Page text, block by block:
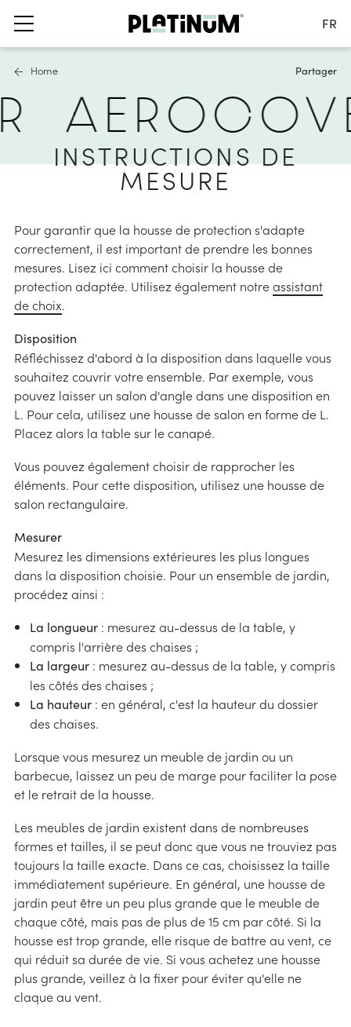
FR
English
Français
Deutsch
Belgique
Changer de pays
couleurs & protection UV
et entretien
à choisir
de montage
à l’eau et au vent
d’ombre
pour mobilier de
de mesure
de choix
Home Partager
INSTRUCTIONS DE
MESURE
Pour garantir que la housse de protection s'adapte
correctement, il est important de prendre les bonnes
mesures. Lisez ici comment choisir la housse de
protection adaptée. Utilisez également notreassistant
de choix.
Disposition
Réfléchissez d'abord à la disposition dans laquelle vous
souhaitez couvrir votre ensemble. Par exemple, vous
pouvez laisser un salon d'angle dans une disposition en
L. Pour cela, utilisez une housse de salon en forme de L.
Placez alors la table sur le canapé.
Vous pouvez également choisir de rapprocher les
éléments. Pour cette disposition, utilisez une housse de
salon rectangulaire.
Mesurer
Mesurez les dimensions extérieures les plus longues
dans la disposition choisie. Pour un ensemble de jardin,
procédez ainsi :
La longueur : mesurez au-dessus de la table, y
compris l'arrière des chaises ;
La largeur : mesurez au-dessus de la table, y compris
les côtés des chaises ;
La hauteur : en général, c'est la hauteur du dossier
des chaises.
Lorsque vous mesurez un meuble de jardin ou un
barbecue, laissez un peu de marge pour faciliter la pose
et le retrait de la housse.
Les meubles de jardin existent dans de nombreuses
formes et tailles, il se peut donc que vous ne trouviez pas
toujours la taille exacte. Dans ce cas, choisissez la taille
immédiatement supérieure. En général, une housse de
jardin peut être un peu plus grande que le meuble de
chaque côté, mais pas de plus de 15 cm par côté. Si la
housse est trop grande, elle risque de battre au vent, ce
qui réduit sa durée de vie. Si vous achetez une housse
plus grande, veillez à la fixer pour éviter qu'elle ne
claque au vent.